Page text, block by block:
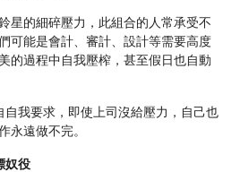
星的細碎壓力，此組合的人常承受不
可能是會計、審計、設計等需要高度
的過程中自我壓榨，甚至假日也自動
自我要求，即使上司沒給壓力，自己也
永遠做不完。
奴役